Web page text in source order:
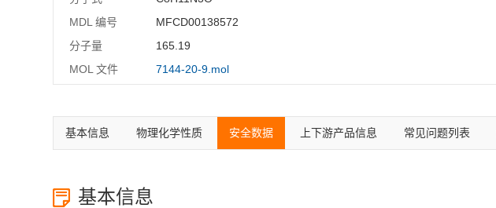
MDL 编号
MFCD00138572
分子量
165.19
MOL 文件
7144-20-9.mol
基本信息 物理化学性质 安全数据 上下游产品信息 常见问题列表
基本信息